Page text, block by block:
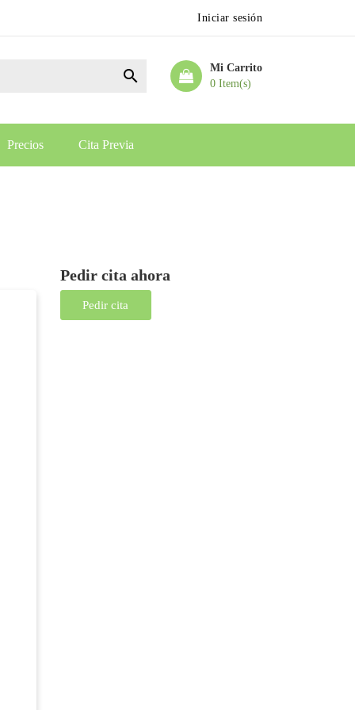
Iniciar sesión
Mi Carrito
0 Item(s)

Precios Cita Previa
Pedir cita ahora
Pedir cita